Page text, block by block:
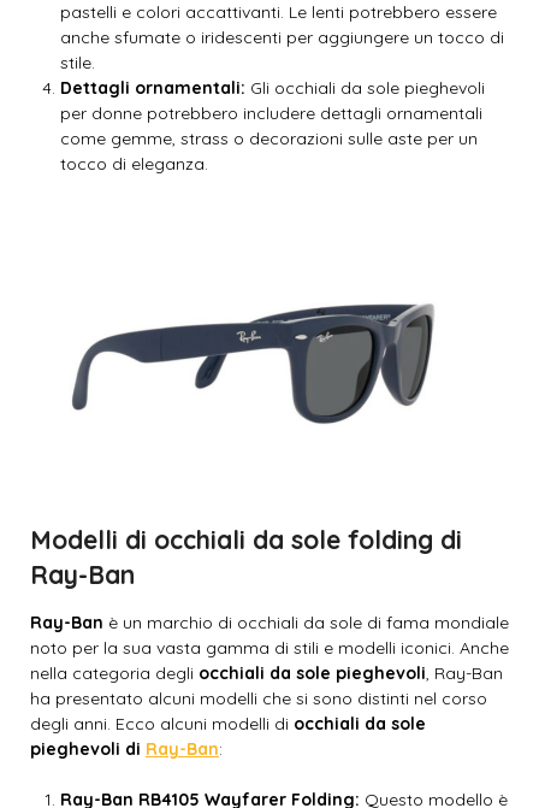
pastelli e colori accattivanti. Le lenti potrebbero essere
anche sfumate o iridescenti per aggiungere un tocco di
stile.
Dettagli ornamentali: Gli occhiali da sole pieghevoli
per donne potrebbero includere dettagli ornamentali
come gemme, strass o decorazioni sulle aste per un
tocco di eleganza.
Modelli di occhiali da sole folding di
Ray-Ban
Ray-Ban è un marchio di occhiali da sole di fama mondiale
noto per la sua vasta gamma di stili e modelli iconici. Anche
nella categoria degli occhiali da sole pieghevoli, Ray-Ban
ha presentato alcuni modelli che si sono distinti nel corso
degli anni. Ecco alcuni modelli di occhiali da sole
pieghevoli di Ray-Ban:
Ray-Ban RB4105 Wayfarer Folding: Questo modello è